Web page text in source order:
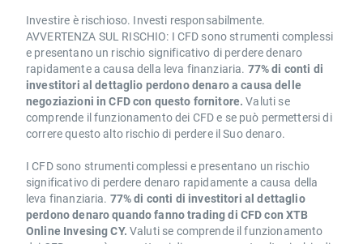
Investire è rischioso. Investi responsabilmente.
AVVERTENZA SUL RISCHIO: I CFD sono strumenti complessi
e presentano un rischio significativo di perdere denaro
rapidamente a causa della leva finanziaria. 77% di conti di
investitori al dettaglio perdono denaro a causa delle
negoziazioni in CFD con questo fornitore. Valuti se
comprende il funzionamento dei CFD e se può permettersi di
correre questo alto rischio di perdere il Suo denaro.
I CFD sono strumenti complessi e presentano un rischio
significativo di perdere denaro rapidamente a causa della
leva finanziaria. 77% di conti di investitori al dettaglio
perdono denaro quando fanno trading di CFD con XTB
Online Invesing CY. Valuti se comprende il funzionamento